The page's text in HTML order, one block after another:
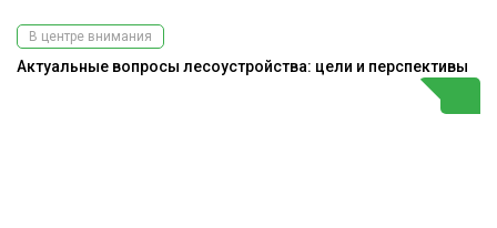
В центре внимания
Актуальные вопросы лесоустройства: цели и перспективы